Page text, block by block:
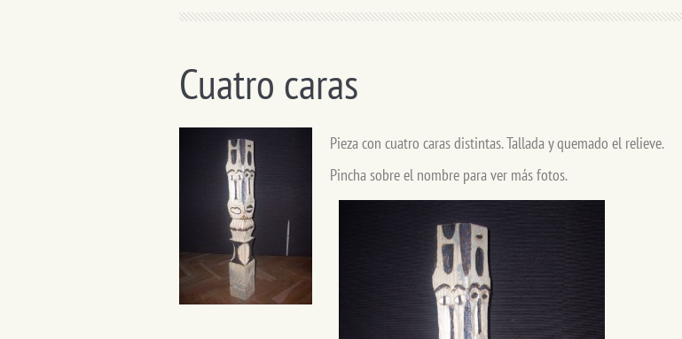
Cuatro caras
Pieza con cuatro caras distintas. Tallada y quemado el relieve.
Pincha sobre el nombre para ver más fotos.